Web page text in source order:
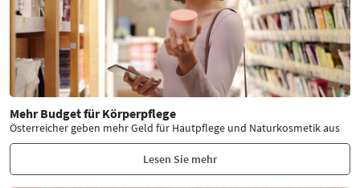
Mehr Budget für Körperpflege
Österreicher geben mehr Geld für Hautpflege und Naturkosmetik aus
Lesen Sie mehr